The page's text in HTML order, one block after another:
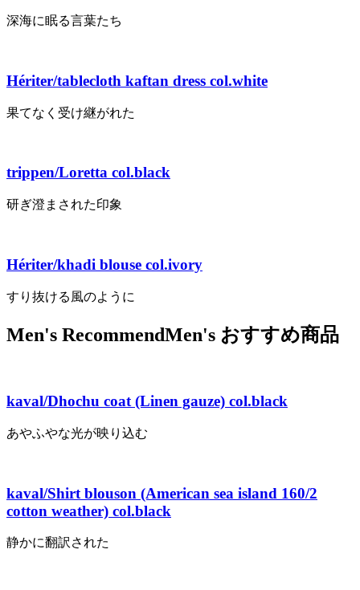
深海に眠る言葉たち
Hériter/tablecloth kaftan dress col.white
果てなく受け継がれた
trippen/Loretta col.black
研ぎ澄まされた印象
Hériter/khadi blouse col.ivory
すり抜ける風のように
Men's RecommendMen's おすすめ商品
kaval/Dhochu coat (Linen gauze) col.black
あやふやな光が映り込む
kaval/Shirt blouson (American sea island 160/2
cotton weather) col.black
静かに翻訳された